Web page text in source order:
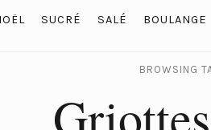
SUCRÉ SALÉ BOULANGE
BROWSING